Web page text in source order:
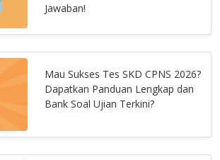
Jawaban!
Mau Sukses Tes SKD CPNS 2026?
Dapatkan Panduan Lengkap dan
Bank Soal Ujian Terkini?